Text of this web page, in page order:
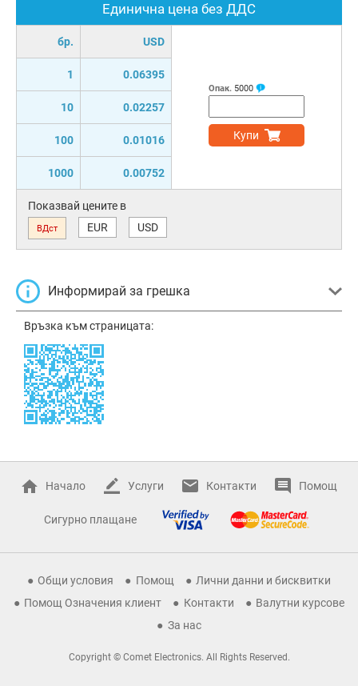
Единична цена без ДДС
бр. USD
1 0.06395
10 0.02257
100 0.01016
1000 0.00752
Опак. 5000
Купи
Показвай цените в
ВДст EUR USD
Информирай за грешка
Връзка към страницата:
Начало Услуги Контакти Помощ
Сигурно плащане
Общи условия Помощ
Лични данни и бисквитки
Помощ Означения клиент
Контакти
Валутни курсове
За нас
Copyright © Comet Electronics. All Rights Reserved.